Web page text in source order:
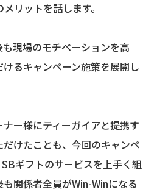
リットを話します。
現場のモチベーションを高
るキャンペーン施策を展開し
ナー様にティーガイアと提携す
けたことも、今回のキャンペ
ギフトのサービスを上手く組
関係者全員がWin-Winになる